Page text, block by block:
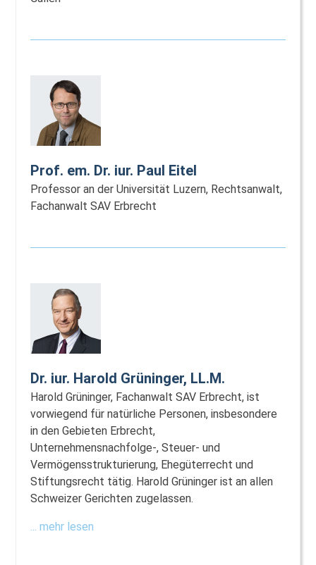
Prof. em. Dr. iur. Paul Eitel
Professor an der Universität Luzern, Rechtsanwalt,
Fachanwalt SAV Erbrecht
Dr. iur. Harold Grüninger, LL.M.
Harold Grüninger, Fachanwalt SAV Erbrecht, ist
vorwiegend für natürliche Personen, insbesondere
in den Gebieten Erbrecht,
Unternehmensnachfolge-, Steuer- und
Vermögensstrukturierung, Ehegüterrecht und
Stiftungsrecht tätig. Harold Grüninger ist an allen
Schweizer Gerichten zugelassen.
... mehr lesen